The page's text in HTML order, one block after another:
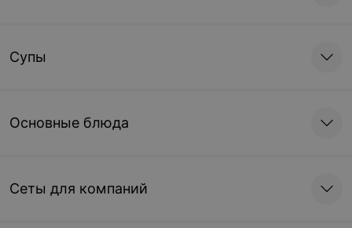
Супы
Основные блюда
Сеты для компаний